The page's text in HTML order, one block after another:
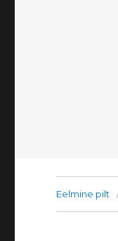
Eelmine pilt